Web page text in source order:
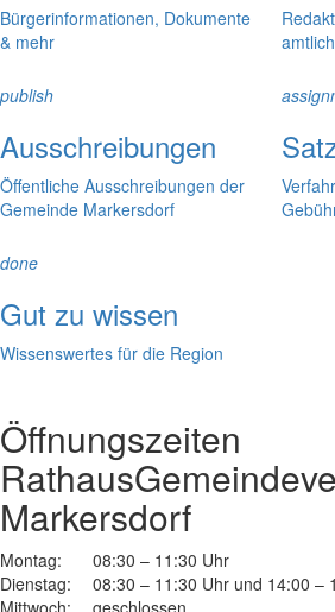
Bürgerinformationen, Dokumente
& mehr
publish
Ausschreibungen
Öffentliche Ausschreibungen der
Gemeinde Markersdorf
done
Gut zu wissen
Wissenswertes für die Region
Öffnungszeiten
Rathaus
Markersdorf
Montag:
08:30 – 11:30 Uhr
Dienstag:
08:30 – 11:30 Uhr und 14:00 –